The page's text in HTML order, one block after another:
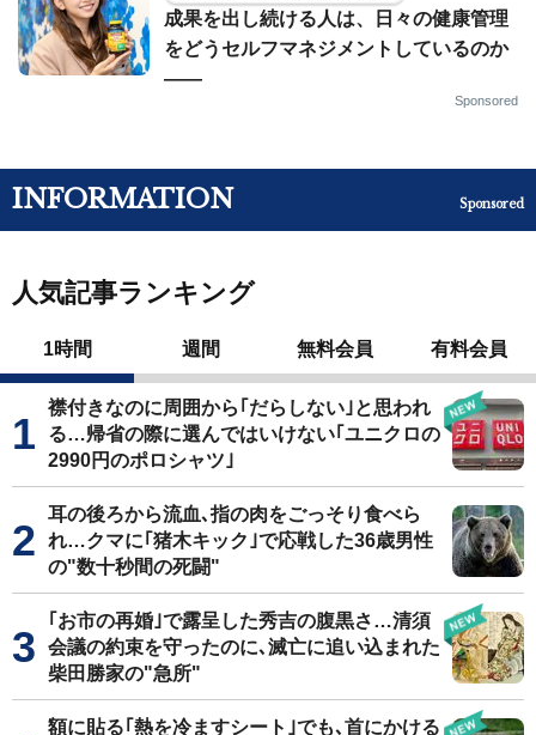
成果を出し続ける人は、日々の健康管理
をどうセルフマネジメントしているのか
——
Sponsored
INFORMATION Sponsored
人気記事ランキング
1時間 週間 無料会員 有料会員
襟付きなのに周囲から｢だらしない｣と思われ
る…帰省の際に選んではいけない｢ユニクロの
2990円のポロシャツ｣
耳の後ろから流血､指の肉をごっそり食べら
れ…クマに｢猪木キック｣で応戦した36歳男性
の"数十秒間の死闘"
｢お市の再婚｣で露呈した秀吉の腹黒さ…清須
会議の約束を守ったのに､滅亡に追い込まれた
柴田勝家の"急所"
額に貼る｢熱を冷ますシート｣でも､首にかける